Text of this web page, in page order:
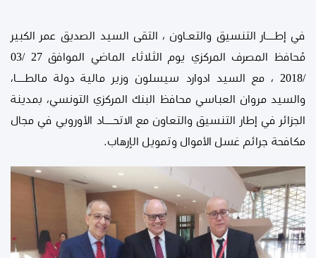
في إطــــار التنسيق والتعـاون ، التقى السيد الصديق عمر الكبير
مُحافظ المصرف المركزي يوم الثلاثاء الماضي الموافق 27 /03
/2018 ، مع السيد ادوارد سيسلون وزير مالية دولة مالطــــا،
والسيد مروان العباسي محافظ البنك المركزي التونسي، بمدينة
الجزائر في إطار التنسيق والتعاون مع الاتحــــاد الأوروبي في مجال
مكافحة جرائم غسل الأموال وتمويل الاٍرهاب.